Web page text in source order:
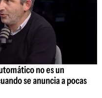
no es un
se anuncia a pocas